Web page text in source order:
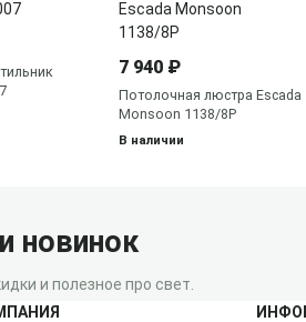
7 940 ₽
Потолочная люстра Escada
Monsoon 1138/8P
В наличии
новинок
и полезное про свет.